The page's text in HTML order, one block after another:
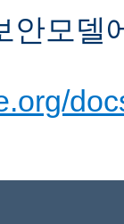
안모델